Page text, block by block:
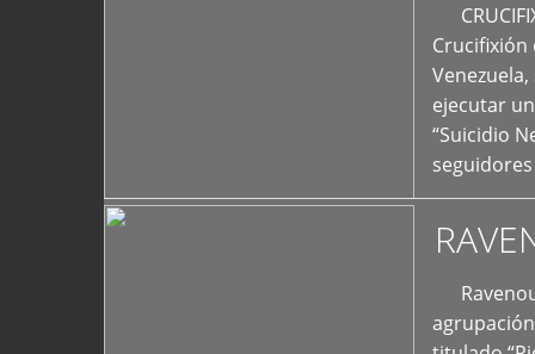
Crucifixión
ejecutar
“Suicidio